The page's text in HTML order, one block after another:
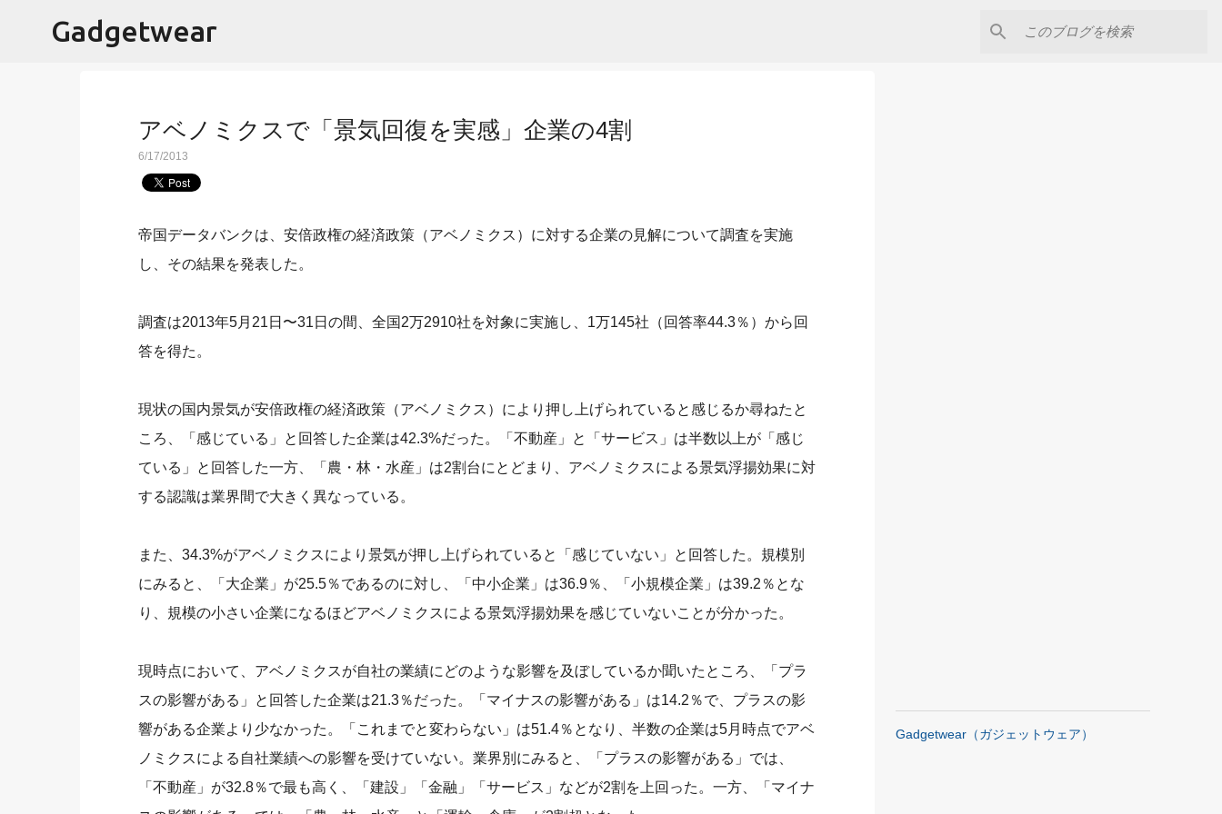
Gadgetwear
アベノミクスで「景気回復を実感」企業の4割
6/17/2013
帝国データバンクは、安倍政権の経済政策（アベノミクス）に対する企業の見解について調査を実施
し、その結果を発表した。
調査は2013年5月21日〜31日の間、全国2万2910社を対象に実施し、1万145社（回答率44.3％）から回
答を得た。
現状の国内景気が安倍政権の経済政策（アベノミクス）により押し上げられていると感じるか尋ねたと
ころ、「感じている」と回答した企業は42.3%だった。「不動産」と「サービス」は半数以上が「感じ
ている」と回答した一方、「農・林・水産」は2割台にとどまり、アベノミクスによる景気浮揚効果に対
する認識は業界間で大きく異なっている。
また、34.3%がアベノミクスにより景気が押し上げられていると「感じていない」と回答した。規模別
にみると、「大企業」が25.5％であるのに対し、「中小企業」は36.9％、「小規模企業」は39.2％とな
り、規模の小さい企業になるほどアベノミクスによる景気浮揚効果を感じていないことが分かった。
現時点において、アベノミクスが自社の業績にどのような影響を及ぼしているか聞いたところ、「プラ
スの影響がある」と回答した企業は21.3％だった。「マイナスの影響がある」は14.2％で、プラスの影
響がある企業より少なかった。「これまでと変わらない」は51.4％となり、半数の企業は5月時点でアベ
ノミクスによる自社業績への影響を受けていない。業界別にみると、「プラスの影響がある」では、
「不動産」が32.8％で最も高く、「建設」「金融」「サービス」などが2割を上回った。一方、「マイナ
Gadgetwear（ガジェットウェア）